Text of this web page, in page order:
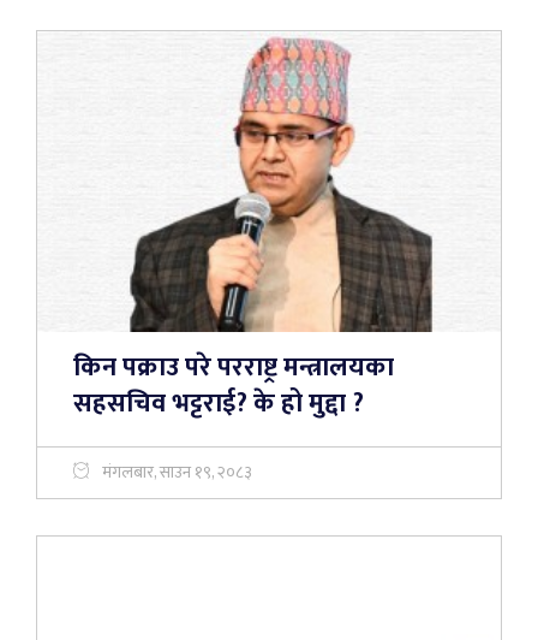
किन पक्राउ परे परराष्ट्र मन्त्रालयका
सहसचिव भट्टराई? के हो मुद्दा ?
मंगलबार, साउन १९, २०८३